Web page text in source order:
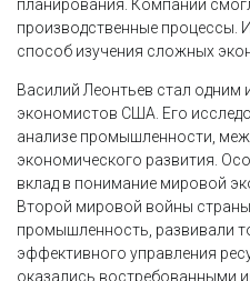
планирования. Компании
производственные процессы.
способ изучения сложных
Василий Леонтьев стал одним
экономистов США. Его
анализе промышленности,
экономического развития.
вклад в понимание мировой
Второй мировой войны
промышленность, развивали
эффективного управления
оказались востребованными